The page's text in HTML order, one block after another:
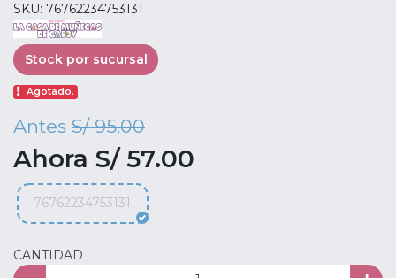
SKU: 76762234753131
Stock por sucursal
Agotado.
Antes S/ 95.00
Ahora S/ 57.00
76762234753131
CANTIDAD